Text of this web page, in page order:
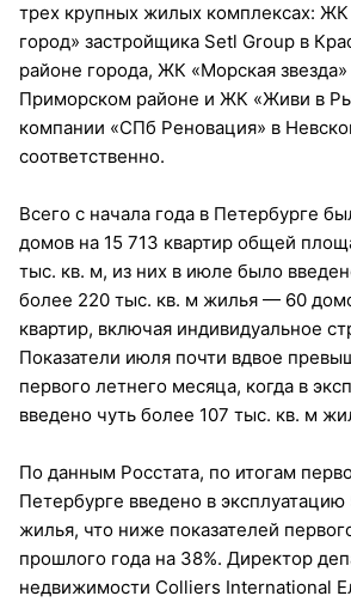
трех крупных жилых комплексах:
город» застройщика Setl Group в
районе города, ЖК «Морская
Приморском районе и ЖК «Живи в
компании «СПб Реновация» в
соответственно.
Всего с начала года в Петербурге
домов на 15 713 квартир общей
тыс. кв. м, из них в июле было
более 220 тыс. кв. м жилья — 60
квартир, включая индивидуальное
Показатели июля почти вдвое
первого летнего месяца, когда в
введено чуть более 107 тыс. кв. м
По данным Росстата, по итогам
Петербурге введено в
жилья, что ниже показателей
прошлого года на 38%. Директор
недвижимости Colliers International